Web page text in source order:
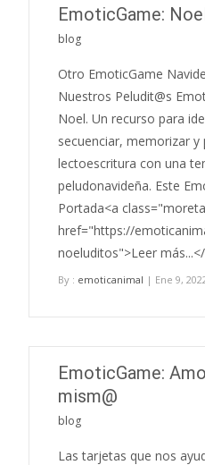
EmoticGame:
blog
Otro EmoticGame
Nuestros Peludit@s
Noel. Un recurso para
secuenciar, memorizar y
lectoescritura con una
peludonavideña. Este
Portada<a
href="https://
noeluditos">Leer
By : emoticanimal | Ene 9,
EmoticGame:
mism@
blog
Las tarjetas que nos